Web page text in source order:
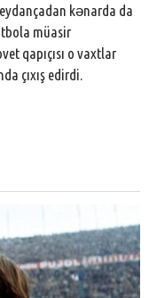
kənarda da
müasir
qapıçısı o vaxtlar
çıxış edirdi.